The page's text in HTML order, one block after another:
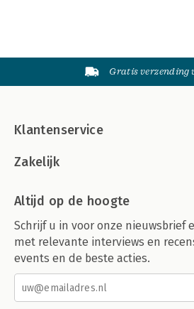
Gratis verzending
Klantenservice
Zakelijk
Altijd op de hoogte
Schrijf u in voor onze nieuwsbrief
met relevante interviews en
events en de beste acties.